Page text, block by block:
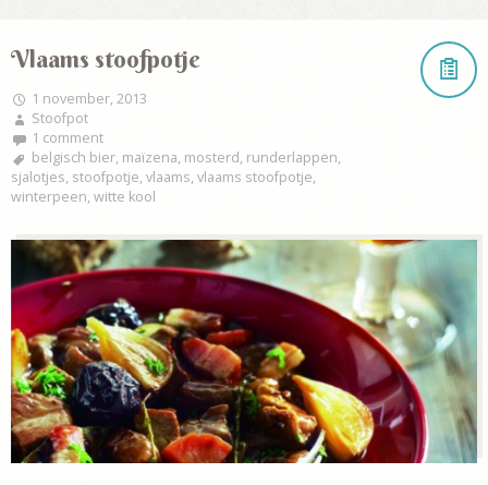
Vlaams stoofpotje
1 november, 2013
Stoofpot
1 comment
belgisch bier, maïzena, mosterd, runderlappen,
sjalotjes, stoofpotje, vlaams, vlaams stoofpotje,
winterpeen, witte kool